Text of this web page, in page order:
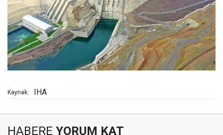
Kaynak: IHA
HABERE YORUM KAT